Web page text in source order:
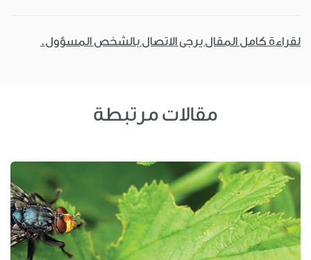
لقراءة كامل المقال يرجى الاتصال بالشخص المسؤول.
مقالات مرتبطة